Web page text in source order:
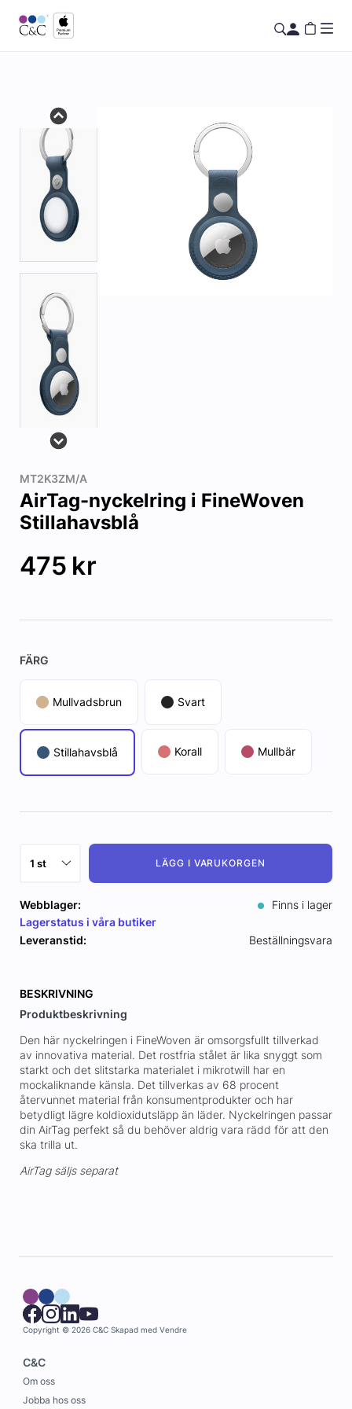
MT2K3ZM/A
AirTag-nyckelring i FineWoven
Stillahavsblå
475 kr
FÄRG
Mullvadsbrun Svart
Stillahavsblå Korall Mullbär
LÄGG I VARUKORGEN
Webblager:
Finns i lager
Lagerstatus i våra butiker
Leveranstid:
Beställningsvara
BESKRIVNING
Produktbeskrivning
Den här nyckelringen i FineWoven är omsorgsfullt tillverkad
av innovativa material. Det rostfria stålet är lika snyggt som
starkt och det slitstarka materialet i mikrotwill har en
mockaliknande känsla. Det tillverkas av 68 procent
återvunnet material från konsumentprodukter och har
betydligt lägre koldioxidutsläpp än läder. Nyckelringen passar
din AirTag perfekt så du behöver aldrig vara rädd för att den
ska trilla ut.
AirTag säljs separat
Copyright © 2026 C&C Skapad med Vendre
C&C
Om oss
Jobba hos oss